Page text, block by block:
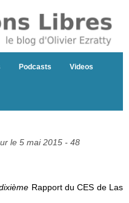
Podcasts Videos
le 5 mai 2015 - 48
Rapport du CES de Las